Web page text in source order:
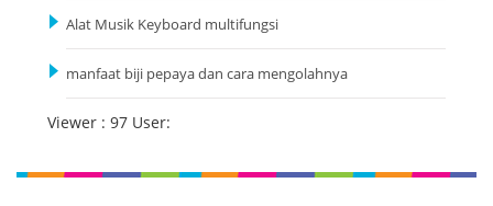
Alat Musik Keyboard multifungsi
manfaat biji pepaya dan cara mengolahnya
Viewer : 97 User: